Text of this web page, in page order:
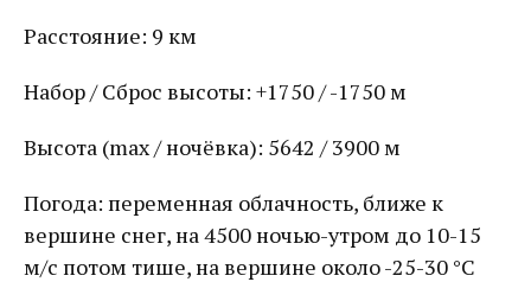
Расстояние: 9 км
Набор / Сброс высоты: +1750 / -1750 м
Высота (max / ночёвка): 5642 / 3900 м
Погода: переменная облачность, ближе к
вершине снег, на 4500 ночью-утром до 10-15
м/с потом тише, на вершине около -25-30 °С